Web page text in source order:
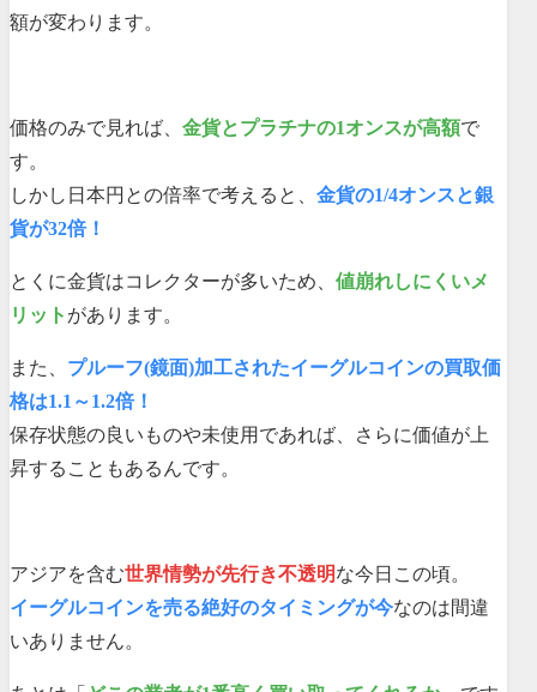
額が変わります。
価格のみで見れば、 金貨とプラチナの1オンスが高額で
す。
しかし日本円との倍率で考えると、 金貨の1/4オンスと銀
貨が32倍！
とくに金貨はコレクターが多いため、 値崩れしにくいメ
リット があります。
また、 プルーフ(鏡面)加工されたイーグルコインの買取価
格は1.1～1.2倍！
保存状態の良いものや未使用であれば、さらに価値が上
昇することもあるんです。
アジアを含む世界情勢が先行き不透明な今日この頃。
イーグルコインを売る絶好のタイミングが今なのは間違
いありません。